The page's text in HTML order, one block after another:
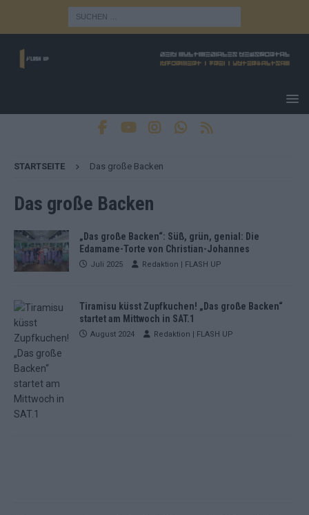
STARTSEITE Das große Backen
Das große Backen
„Das große Backen“: Süß, grün, genial: Die
Edamame-Torte von Christian-Johannes
Juli 2025 Redaktion | FLASH UP
Tiramisu küsst Zupfkuchen! „Das große Backen“
startet am Mittwoch in SAT.1
August 2024 Redaktion | FLASH UP